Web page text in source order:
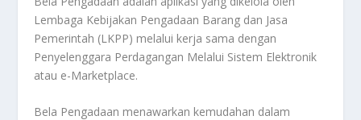
Lembaga Kebijakan Pengadaan Barang dan Jasa
Pemerintah (LKPP) melalui kerja sama dengan
Penyelenggara Perdagangan Melalui Sistem Elektronik
atau e-Marketplace.
Bela Pengadaan menawarkan kemudahan dalam